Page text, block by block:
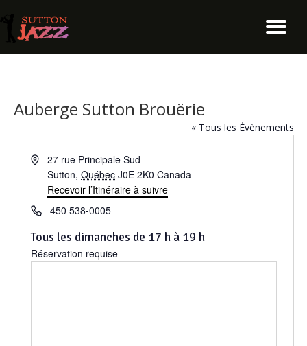
Auberge Sutton Brouërie
« Tous les Évènements
A
e
s
e
27 rue Principale Sud
Sutton, Québec J0E 2K0 Canada
Recevoir l’Itinéraire à suivre
T
é
450 538-0005
Tous les dimanches de 17 h à 19 h
Réservation requise